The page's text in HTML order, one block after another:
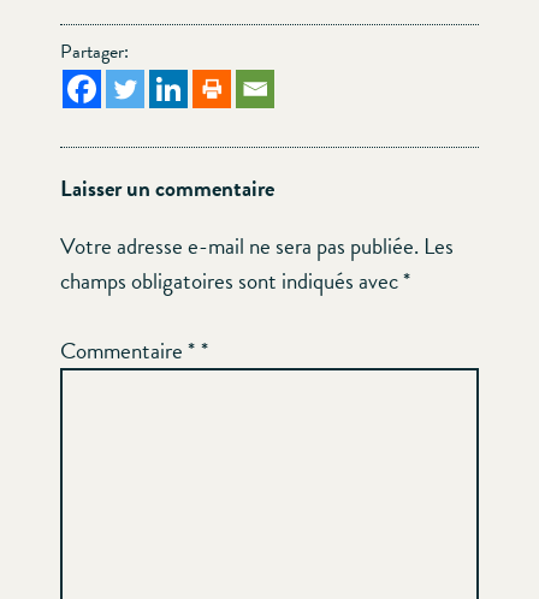
Partager:
Laisser un commentaire
Votre adresse e-mail ne sera pas publiée. Les
champs obligatoires sont indiqués avec*
Commentaire*